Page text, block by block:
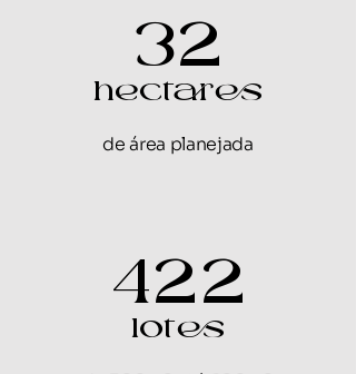
32
hectares
de área planejada
422
lotes